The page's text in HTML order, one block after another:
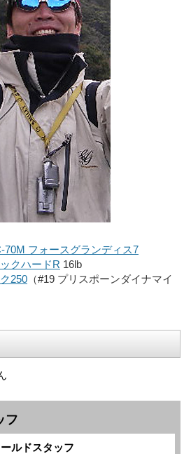
70M フォースグランディス7
クハードR 16lb
250 （#19 プリスポーンダイナマイ
フ
ルドスタッフ